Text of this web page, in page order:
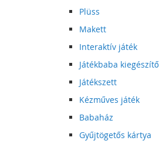
Plüss
Makett
Interaktív játék
Játékbaba kiegészítő
Játékszett
Kézműves játék
Babaház
Gyűjtögetős kártya